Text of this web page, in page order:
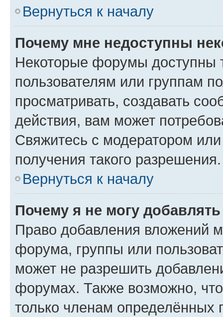
Вернуться к началу
Почему мне недоступны
Некоторые форумы доступны
пользователям или группам
просматривать, создавать
действия, вам может
Свяжитесь с модератором
получения такого разрешения.
Вернуться к началу
Почему я не могу
Право добавления вложений
форума, группы или
может не разрешить
форумах. Также возможно,
только членам определённых